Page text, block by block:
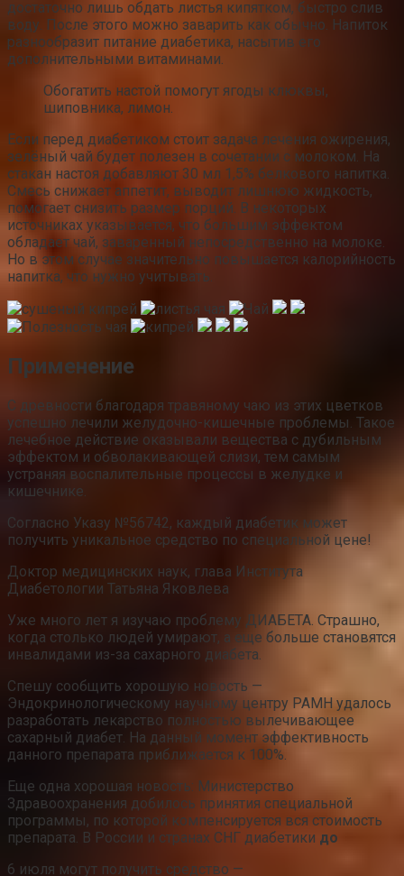
достаточно лишь обдать листья кипятком, быстро слив
воду. После этого можно заварить как обычно. Напиток
разнообразит питание диабетика, насытив его
дополнительными витаминами.
Обогатить настой помогут ягоды клюквы,
шиповника, лимон.
Если перед диабетиком стоит задача лечения ожирения,
зелёный чай будет полезен в сочетании с молоком. На
стакан настоя добавляют 30 мл 1,5% белкового напитка.
Смесь снижает аппетит, выводит лишнюю жидкость,
помогает снизить размер порций. В некоторых
источниках указывается, что большим эффектом
обладает чай, заваренный непосредственно на молоке.
Но в этом случае значительно повышается калорийность
напитка, что нужно учитывать.
Применение
С древности благодаря травяному чаю из этих цветков
успешно лечили желудочно-кишечные проблемы. Такое
лечебное действие оказывали вещества с дубильным
эффектом и обволакивающей слизи, тем самым
устраняя воспалительные процессы в желудке и
кишечнике.
Согласно Указу №56742, каждый диабетик может
получить уникальное средство по специальной цене!
Доктор медицинских наук, глава Института
Диабетологии Татьяна Яковлева
Уже много лет я изучаю проблему ДИАБЕТА. Страшно,
когда столько людей умирают, а еще больше становятся
инвалидами из-за сахарного диабета.
Спешу сообщить хорошую новость —
Эндокринологическому научному центру РАМН удалось
разработать лекарство полностью вылечивающее
сахарный диабет. На данный момент эффективность
данного препарата приближается к 100%.
Еще одна хорошая новость: Министерство
Здравоохранения добилось принятия специальной
программы, по которой компенсируется вся стоимость
препарата. В России и странах СНГ диабетики до
6 июля могут получить средство —